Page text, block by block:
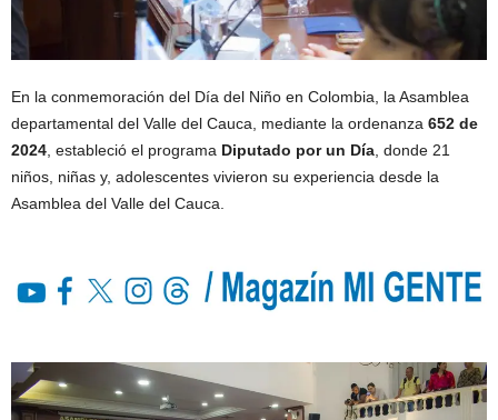
En la conmemoración del Día del Niño en Colombia, la Asamblea
departamental del Valle del Cauca, mediante la ordenanza 652 de
2024, estableció el programa Diputado por un Día, donde 21
niños, niñas y, adolescentes vivieron su experiencia desde la
Asamblea del Valle del Cauca.